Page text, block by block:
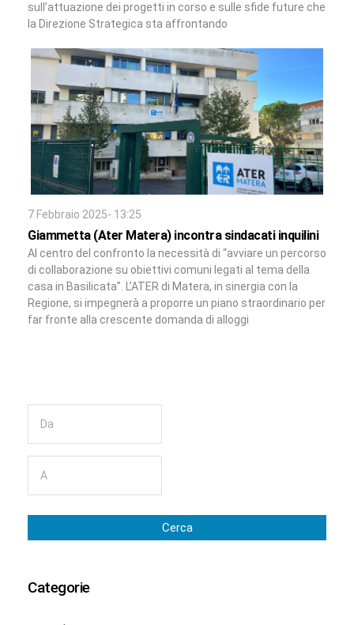
sull’attuazione dei progetti in corso e sulle sfide future che
la Direzione Strategica sta affrontando
7 Febbraio 2025- 13:25
Giammetta (Ater Matera) incontra sindacati inquilini
Al centro del confronto la necessità di “avviare un percorso
di collaborazione su obiettivi comuni legati al tema della
casa in Basilicata”. L’ATER di Matera, in sinergia con la
Regione, si impegnerà a proporre un piano straordinario per
far fronte alla crescente domanda di alloggi
Cerca
Categorie